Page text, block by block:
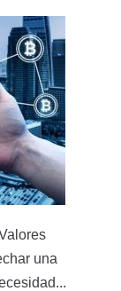
una